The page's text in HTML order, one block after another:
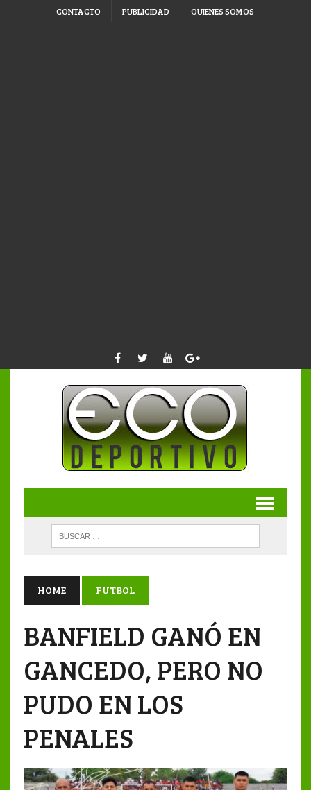
CONTACTO PUBLICIDAD QUIENES SOMOS
HOME FUTBOL
BANFIELD GANÓ EN
GANCEDO, PERO NO
PUDO EN LOS
PENALES